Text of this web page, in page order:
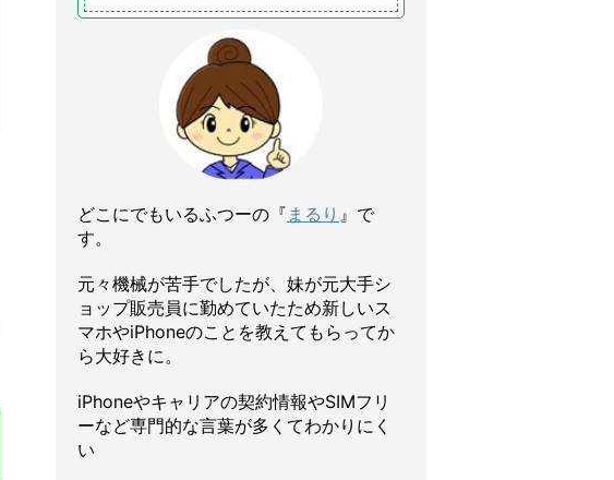
どこにでもいるふつーの『 まるり 』で
す。
元々機械が苦手でしたが、妹が元大手シ
ョップ販売員に勤めていたため新しいス
マホやiPhoneのことを教えてもらってか
ら大好きに。
iPhoneやキャリアの契約情報やSIMフリ
ーなど専門的な言葉が多くてわかりにく
い